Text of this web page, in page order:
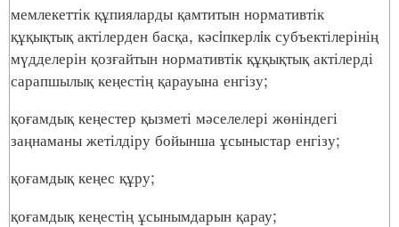
мемлекеттік құпияларды қамтитын нормативтік
құқықтық актілерден басқа, кәсiпкерлiк субъектілерінің
мүдделерін қозғайтын нормативтік құқықтық актілерді
сарапшылық кеңестің қарауына енгізу;
қоғамдық кеңестер қызметі мәселелері жөніндегі
заңнаманы жетілдіру бойынша ұсыныстар енгізу;
қоғамдық кеңес құру;
қоғамдық кеңестің ұсынымдарын қарау;